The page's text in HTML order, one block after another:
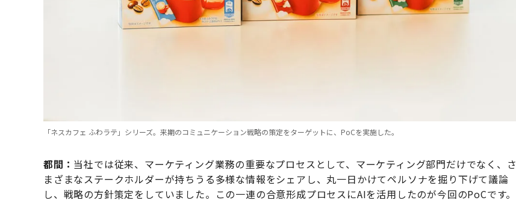
「ネスカフェ ふわラテ」シリーズ。来期のコミュニケーション戦略の策定をターゲットに、PoCを実施した。
都間： 当社では従来、マーケティング業務の重要なプロセスとして、マーケティング部門だけでなく、さ
まざまなステークホルダーが持ちうる多様な情報をシェアし、丸一日かけてペルソナを掘り下げて議論
し、戦略の方針策定をしていました。この一連の合意形成プロセスにAIを活用したのが今回のPoCです。